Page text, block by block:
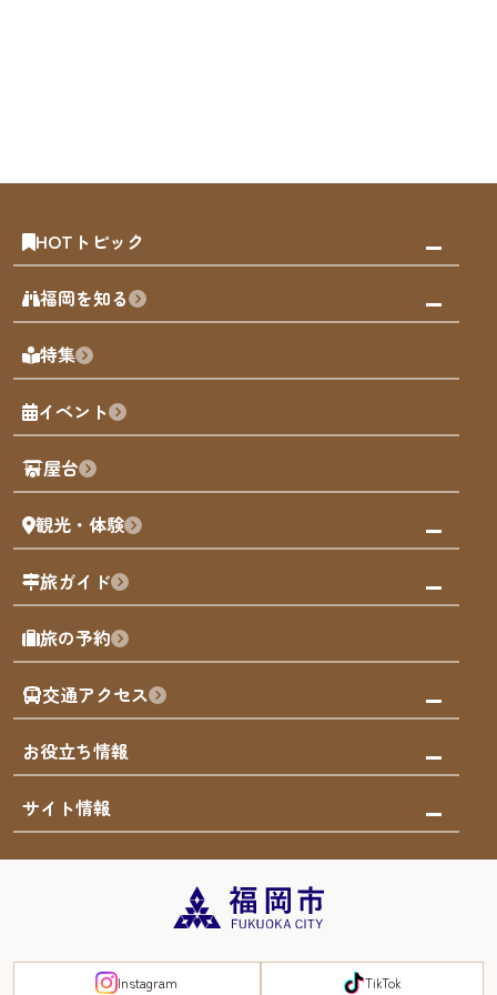
HOTトピック
みんなの旅行記
天神エリア
博多旧市街
福岡城
歴史・文化
福岡を知る
福岡の見どころ
福岡の魅力
観光カレンダー
観光PR動画
まち歩き
福岡グルメ
福岡を楽しむ
福岡のアート
福岡のナイトタイム
福岡の歴史・文化
サステナブルツーリズム
福岡検定
よかなび音声ガイド
特集
イベント
屋台
観光・体験
観る・遊ぶ
屋台
買う
体験
泊まる
旅ガイド
モデルコース
AIおまかせコース
オリジナルプラン
みんなの旅行記
旅の予約
交通アクセス
市内交通ガイド
お得なチケット
お役立ち情報
お知らせ
災害情報
サイト情報
まち歩き・体験プログラム掲載申込
Instagram TikTok